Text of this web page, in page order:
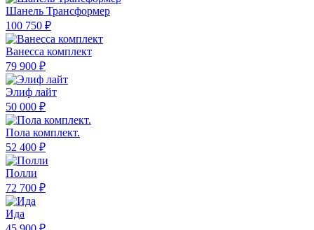
Шанель Трансформер
100 750 ₽
Ванесса комплект
79 900 ₽
Элиф лайт
50 000 ₽
Пола комплект.
52 400 ₽
Полли
72 700 ₽
Ида